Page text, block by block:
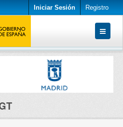
Iniciar Sesión Registro